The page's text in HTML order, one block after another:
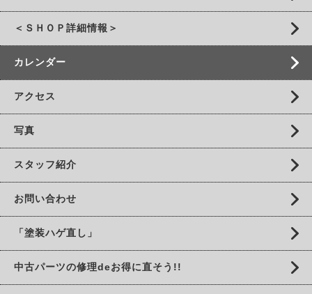
＜ＳＨＯＰ詳細情報＞
カレンダー
アクセス
写真
スタッフ紹介
お問い合わせ
「塗装ハゲ直し」
中古パーツの修理deお得に直そう!!